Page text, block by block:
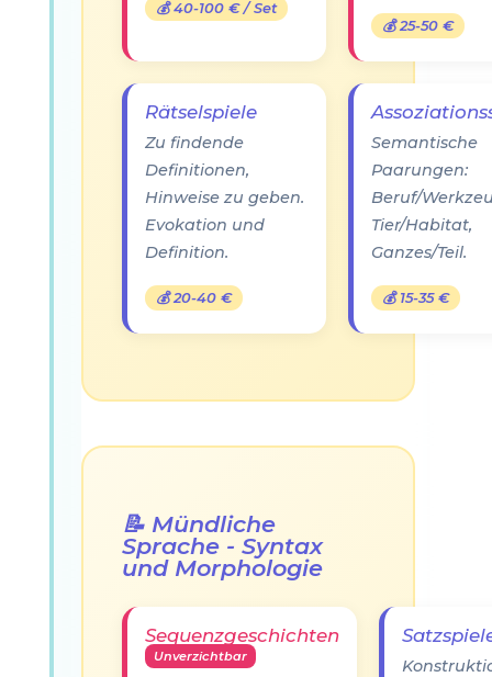
💰 40-100 € / Set
💰 25-50 €
Rätselspiele
Zu findende
Definitionen,
Hinweise zu geben.
Evokation und
Definition.
💰 20-40 €
Semantische
Paarungen:
Beruf/
Tier/Habitat,
Ganzes/Teil.
💰 15-35 €
📝 Mündliche
Sprache - Syntax
und Morphologie
Sequenzgeschichten
Unverzichtbar